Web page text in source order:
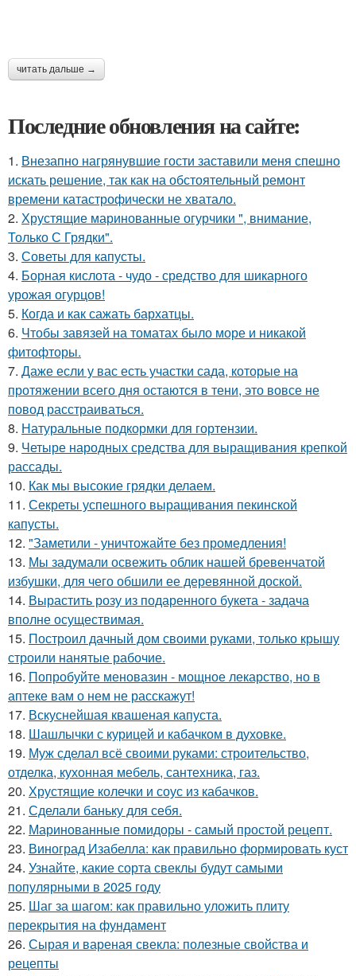
читать дальше →
Последние обновления на сайте:
1. Внезапно нагрянувшие гости заставили меня спешно
искать решение, так как на обстоятельный ремонт
времени катастрофически не хватало.
2. Хрустящие маринованные огурчики ", внимание,
Только С Грядки".
3. Советы для капусты.
4. Борная кислота - чудо - средство для шикарного
урожая огурцов!
5. Когда и как сажать бархатцы.
6. Чтобы завязей на томатах было море и никакой
фитофторы.
7. Даже если у вас есть участки сада, которые на
протяжении всего дня остаются в тени, это вовсе не
повод расстраиваться.
8. Натуральные подкормки для гортензии.
9. Четыре народных средства для выращивания крепкой
рассады.
10. Как мы высокие грядки делаем.
11. Секреты успешного выращивания пекинской
капусты.
12. "Заметили - уничтожайте без промедления!
13. Мы задумали освежить облик нашей бревенчатой
избушки, для чего обшили ее деревянной доской.
14. Вырастить розу из подаренного букета - задача
вполне осуществимая.
15. Построил дачный дом своими руками, только крышу
строили нанятые рабочие.
16. Попробуйте меновазин - мощное лекарство, но в
аптеке вам о нем не расскажут!
17. Вскуснейшая квашеная капуста.
18. Шашлычки с курицей и кабачком в духовке.
19. Муж сделал всё своими руками: строительство,
отделка, кухонная мебель, сантехника, газ.
20. Хрустящие колечки и соус из кабачков.
21. Сделали баньку для себя.
22. Маринованные помидоры - самый простой рецепт.
23. Виноград Изабелла: как правильно формировать куст
24. Узнайте, какие сорта свеклы будут самыми
популярными в 2025 году
25. Шаг за шагом: как правильно уложить плиту
перекрытия на фундамент
26. Сырая и вареная свекла: полезные свойства и
рецепты